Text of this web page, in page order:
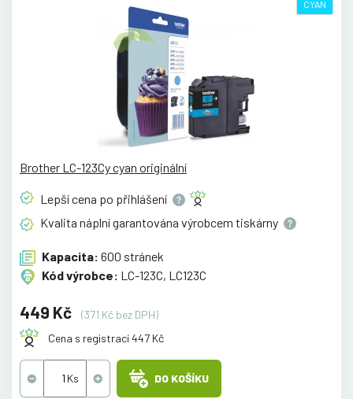
CYAN
Brother LC-123Cy cyan originální
Lepší cena po přihlášení
Kvalita náplní garantována výrobcem tiskárny
Kapacita: 600 stránek
Kód výrobce: LC-123C, LC123C
449 Kč
(371 Kč bez DPH)
Cena s registrací 447 Kč
DO KOŠÍKU